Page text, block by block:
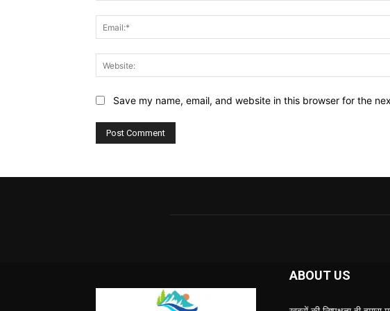
Save my name, email, and website in this browser for the
ABOUT US